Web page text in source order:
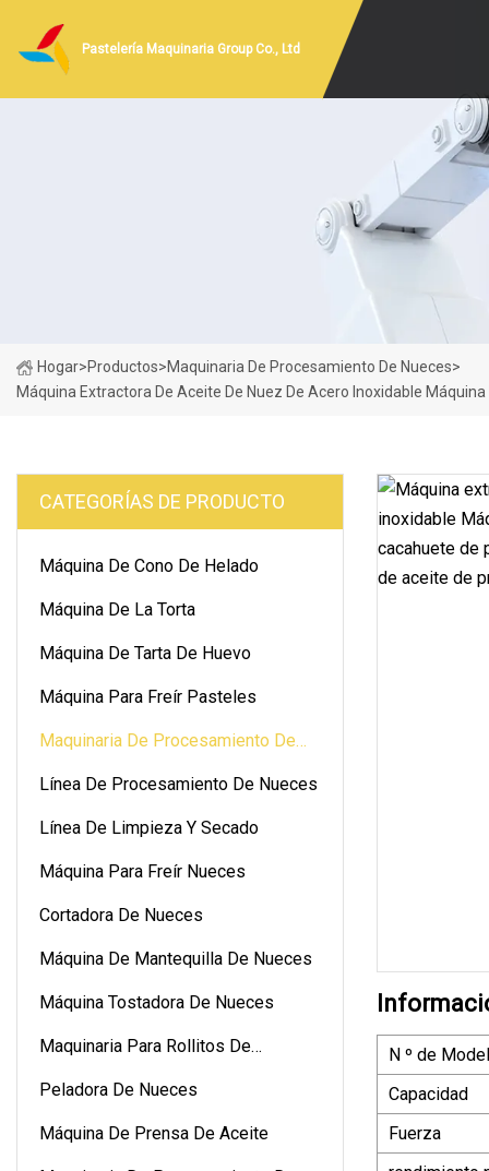
Pastelería Maquinaria Group Co., Ltd
Hogar>Productos>Maquinaria De Procesamiento De Nueces>
Máquina Extractora De Aceite De Nuez De Acero Inoxidable
CATEGORÍAS DE PRODUCTO
Máquina De Cono De Helado
Máquina De La Torta
Máquina De Tarta De Huevo
Máquina Para Freír Pasteles
Maquinaria De Procesamiento De
Línea De Procesamiento De Nueces
Línea De Limpieza Y Secado
Máquina Para Freír Nueces
Cortadora De Nueces
Máquina De Mantequilla De Nueces
Máquina Tostadora De Nueces
Maquinaria Para Rollitos De
Peladora De Nueces
Máquina De Prensa De Aceite
N º de
Capacidad
Fuerza